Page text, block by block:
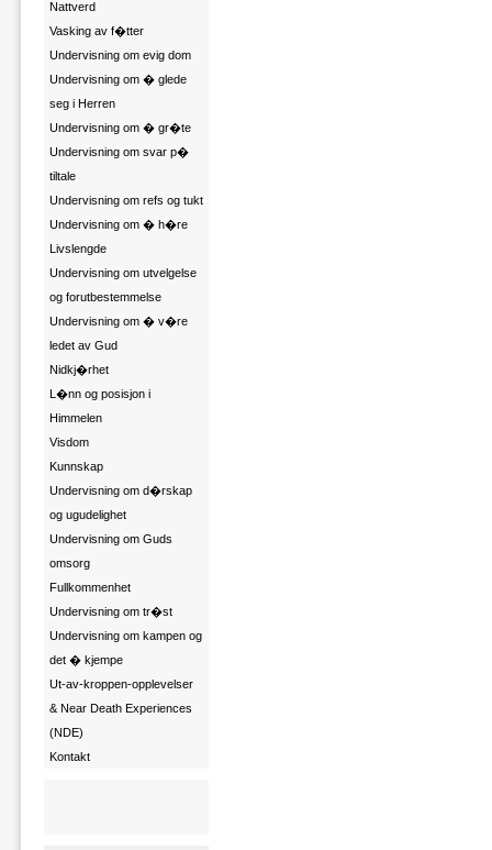
Nattverd
Vasking av f�tter
Undervisning om evig dom
Undervisning om � glede
seg i Herren
Undervisning om � gr�te
Undervisning om svar p�
tiltale
Undervisning om refs og tukt
Undervisning om � h�re
Livslengde
Undervisning om utvelgelse
og forutbestemmelse
Undervisning om � v�re
ledet av Gud
Nidkj�rhet
L�nn og posisjon i
Himmelen
Visdom
Kunnskap
Undervisning om d�rskap
og ugudelighet
Undervisning om Guds
omsorg
Fullkommenhet
Undervisning om tr�st
Undervisning om kampen og
det � kjempe
Ut-av-kroppen-opplevelser
& Near Death Experiences
(NDE)
Kontakt